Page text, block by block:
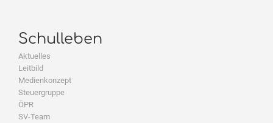
Schulleben
Aktuelles
Leitbild
Medienkonzept
Steuergruppe
ÖPR
SV-Team